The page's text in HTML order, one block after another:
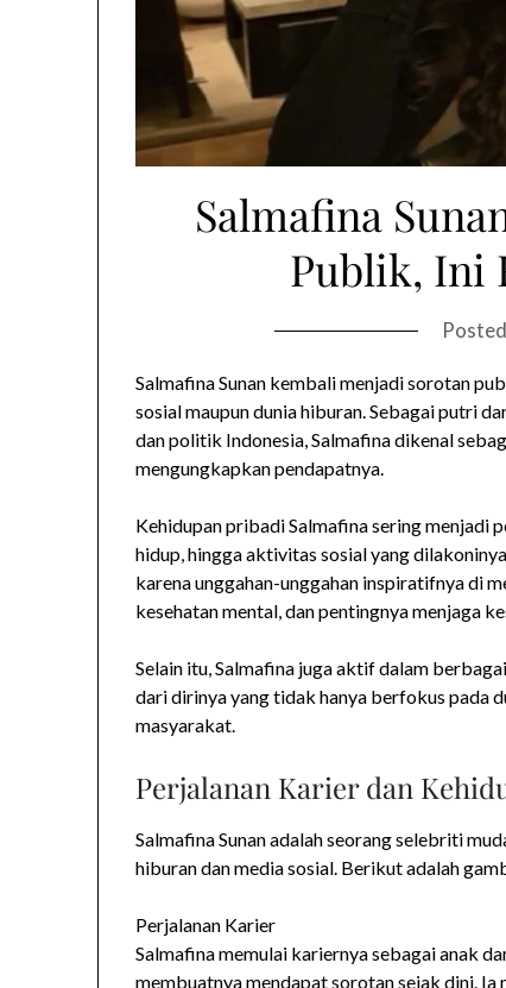
Salmafina
Publik, Ini
Salmafina Sunan kembali menjadi sorotan
sosial maupun dunia hiburan. Sebagai putri
dan politik Indonesia, Salmafina dikenal
mengungkapkan pendapatnya.
Kehidupan pribadi Salmafina sering menjadi
hidup, hingga aktivitas sosial yang
karena unggahan-unggahan inspiratifnya di
kesehatan mental, dan pentingnya menjaga
Selain itu, Salmafina juga aktif dalam
dari dirinya yang tidak hanya berfokus pada
masyarakat.
Perjalanan Karier dan
Salmafina Sunan adalah seorang selebriti
hiburan dan media sosial. Berikut adalah
Perjalanan Karier
Salmafina memulai kariernya sebagai anak
membuatnya mendapat sorotan sejak dini. Ia